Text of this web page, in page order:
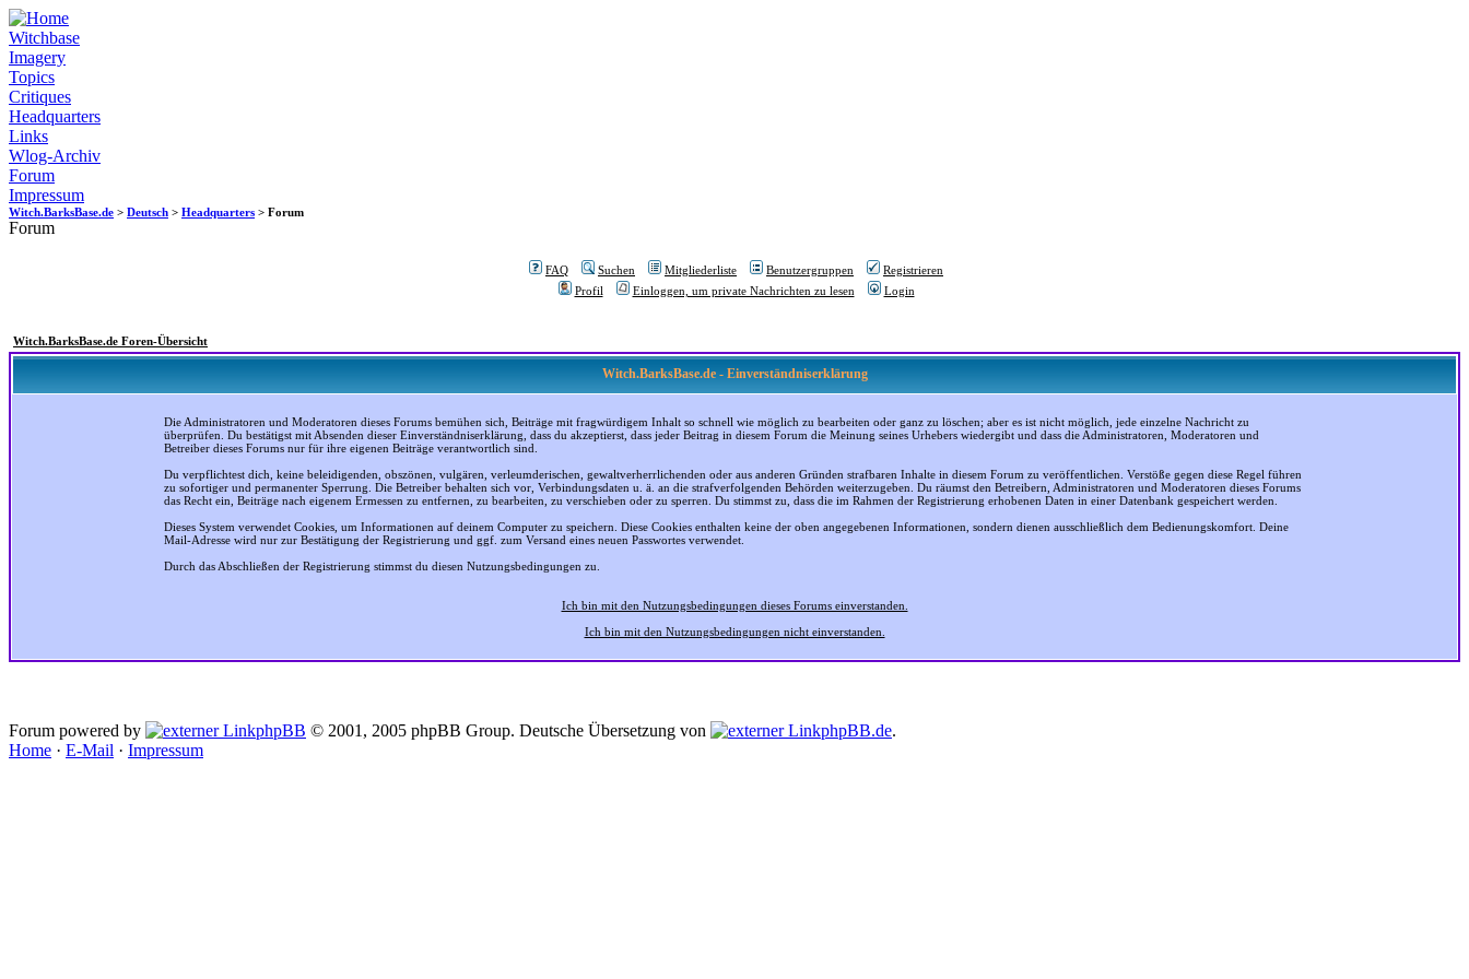
Witchbase
Imagery
Topics
Critiques
Headquarters
Links
Wlog-Archiv
Forum
Impressum
Witch.BarksBase.de > Deutsch > Headquarters > Forum
Forum
FAQ Suchen Mitgliederliste Benutzergruppen
Registrieren
Profil
Einloggen, um private Nachrichten zu lesen Login
Witch.BarksBase.de Foren-Übersicht
Witch.BarksBase.de - Einverständniserklärung
Die Administratoren und Moderatoren dieses Forums bemühen sich, Beiträge mit fragwürdigem Inhalt so schnell wie möglich zu bearbeiten oder ganz zu löschen; aber es ist nicht möglich, jede einzelne Nachricht zu
überprüfen. Du bestätigst mit Absenden dieser Einverständniserklärung, dass du akzeptierst, dass jeder Beitrag in diesem Forum die Meinung seines Urhebers wiedergibt und dass die Administratoren, Moderatoren und
Betreiber dieses Forums nur für ihre eigenen Beiträge verantwortlich sind.
Du verpflichtest dich, keine beleidigenden, obszönen, vulgären, verleumderischen, gewaltverherrlichenden oder aus anderen Gründen strafbaren Inhalte in diesem Forum zu veröffentlichen. Verstöße gegen diese Regel führen
zu sofortiger und permanenter Sperrung. Die Betreiber behalten sich vor, Verbindungsdaten u. ä. an die strafverfolgenden Behörden weiterzugeben. Du räumst den Betreibern, Administratoren und Moderatoren dieses Forums
das Recht ein, Beiträge nach eigenem Ermessen zu entfernen, zu bearbeiten, zu verschieben oder zu sperren. Du stimmst zu, dass die im Rahmen der Registrierung erhobenen Daten in einer Datenbank gespeichert werden.
Dieses System verwendet Cookies, um Informationen auf deinem Computer zu speichern. Diese Cookies enthalten keine der oben angegebenen Informationen, sondern dienen ausschließlich dem Bedienungskomfort. Deine
Mail-Adresse wird nur zur Bestätigung der Registrierung und ggf. zum Versand eines neuen Passwortes verwendet.
Durch das Abschließen der Registrierung stimmst du diesen Nutzungsbedingungen zu.
Ich bin mit den Nutzungsbedingungen dieses Forums einverstanden.
Ich bin mit den Nutzungsbedingungen nicht einverstanden.
Forum powered by phpBB © 2001, 2005 phpBB Group. Deutsche Übersetzung von phpBB.de.
Home · E-Mail · Impressum